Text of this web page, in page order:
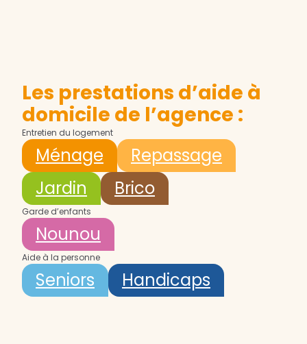
Les prestations d’aide à
domicile de l’agence :
Entretien du logement
Ménage
Repassage
Jardin
Brico
Garde d’enfants
Nounou
Aide à la personne
Seniors Handicaps